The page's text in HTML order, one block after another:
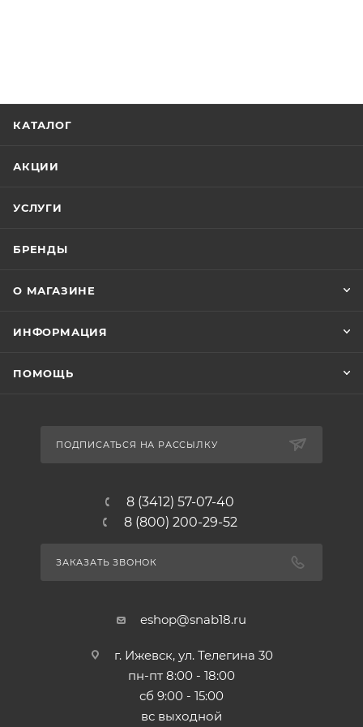
КАТАЛОГ
АКЦИИ
УСЛУГИ
БРЕНДЫ
О МАГАЗИНЕ
ИНФОРМАЦИЯ
ПОМОЩЬ
ПОДПИСАТЬСЯ НА РАССЫЛКУ
8 (3412) 57-07-40
8 (800) 200-29-52
ЗАКАЗАТЬ ЗВОНОК
eshop@snab18.ru
г. Ижевск, ул. Телегина 30
пн-пт 8:00 - 18:00
сб 9:00 - 15:00
вс выходной